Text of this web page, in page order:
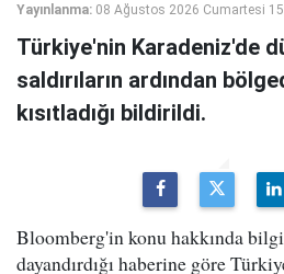
Yayınlanma: 08 Ağustos 2026 Cumartesi
Türkiye'nin Karadeniz'de
saldırıların ardından
kısıtladığı bildirildi.
Bloomberg'in konu hakkında
dayandırdığı haberine göre